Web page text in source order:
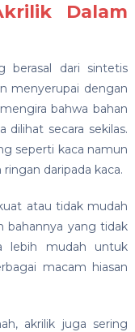
Dalam
berasal dari sintetis
menyerupai dengan
bahwa bahan
dilihat secara sekilas.
seperti kaca namun
daripada kaca.
atau tidak mudah
bahannya yang tidak
lebih mudah untuk
macam hiasan
akrilik juga sering